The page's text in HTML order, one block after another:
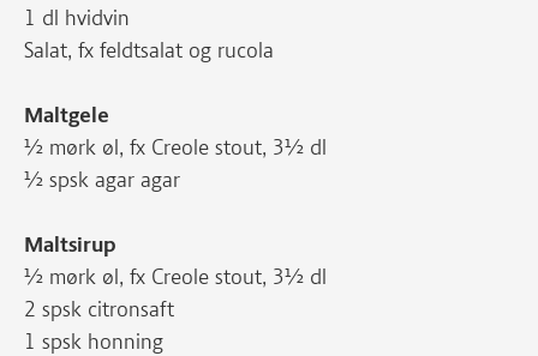
1 dl hvidvin
Salat, fx feldtsalat og rucola
Maltgele
½ mørk øl, fx Creole stout, 3½ dl
½ spsk agar agar
Maltsirup
½ mørk øl, fx Creole stout, 3½ dl
2 spsk citronsaft
1 spsk honning